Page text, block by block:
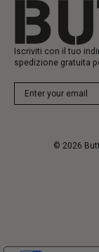
Iscriviti con il tuo
spedizione gratuita
© 2026